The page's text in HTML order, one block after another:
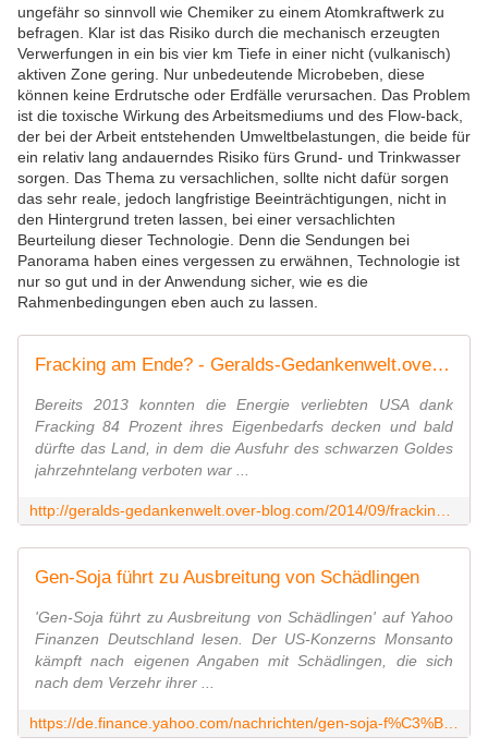
ungefähr so sinnvoll wie Chemiker zu einem Atomkraftwerk zu
befragen. Klar ist das Risiko durch die mechanisch erzeugten
Verwerfungen in ein bis vier km Tiefe in einer nicht (vulkanisch)
aktiven Zone gering. Nur unbedeutende Microbeben, diese
können keine Erdrutsche oder Erdfälle verursachen. Das Problem
ist die toxische Wirkung des Arbeitsmediums und des Flow-back,
der bei der Arbeit entstehenden Umweltbelastungen, die beide für
ein relativ lang andauerndes Risiko fürs Grund- und Trinkwasser
sorgen. Das Thema zu versachlichen, sollte nicht dafür sorgen
das sehr reale, jedoch langfristige Beeinträchtigungen, nicht in
den Hintergrund treten lassen, bei einer versachlichten
Beurteilung dieser Technologie. Denn die Sendungen bei
Panorama haben eines vergessen zu erwähnen, Technologie ist
nur so gut und in der Anwendung sicher, wie es die
Rahmenbedingungen eben auch zu lassen.
Fracking am Ende? - Geralds-Gedankenwelt.over-blog.com
Bereits 2013 konnten die Energie verliebten USA dank
Fracking 84 Prozent ihres Eigenbedarfs decken und bald
dürfte das Land, in dem die Ausfuhr des schwarzen Goldes
jahrzehntelang verboten war ...
Gen-Soja führt zu Ausbreitung von Schädlingen
'Gen-Soja führt zu Ausbreitung von Schädlingen' auf Yahoo
Finanzen Deutschland lesen. Der US-Konzerns Monsanto
kämpft nach eigenen Angaben mit Schädlingen, die sich
nach dem Verzehr ihrer ...